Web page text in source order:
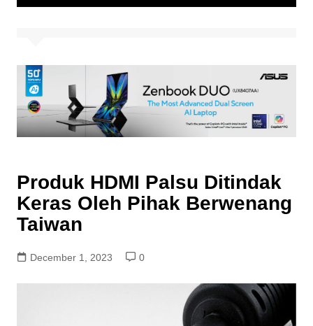
Produk HDMI Palsu Ditindak
Keras Oleh Pihak Berwenang
Taiwan
December 1, 2023 0